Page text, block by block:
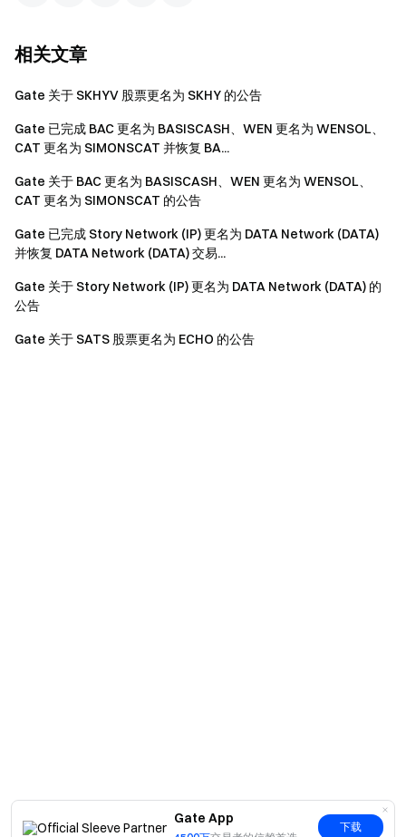
Gate App
下载
相关文章
Gate 关于 SKHYV 股票更名为 SKHY 的公告
Gate 已完成 BAC 更名为 BASISCASH、WEN 更名为 WENSOL、
CAT 更名为 SIMONSCAT 并恢复 BA...
Gate 关于 BAC 更名为 BASISCASH、WEN 更名为 WENSOL、
CAT 更名为 SIMONSCAT 的公告
Gate 已完成 Story Network (IP) 更名为 DATA Network (DATA)
并恢复 DATA Network (DATA) 交易...
Gate 关于 Story Network (IP) 更名为 DATA Network (DATA) 的
公告
Gate 关于 SATS 股票更名为 ECHO 的公告